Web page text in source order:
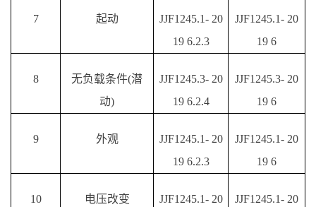
7 起动
JJF1245.1- 20
19 6.2.3
JJF1245.1- 20
19 6
8 无负载条件(潜
动)
JJF1245.3- 20
19 6.2.4
JJF1245.3- 20
19 6
9 外观
JJF1245.1- 20
19 6.2.3
JJF1245.1- 20
19 6
10 电压改变
JJF1245.1- 20
JJF1245.1- 20